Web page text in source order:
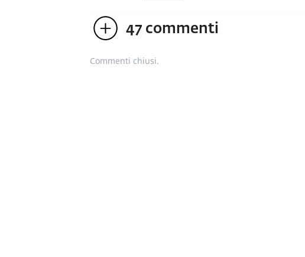
47 commenti
Commenti chiusi.